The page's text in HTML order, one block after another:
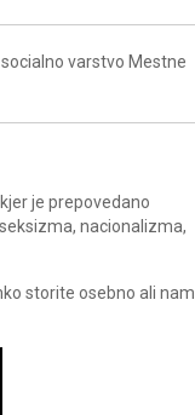
varstvo Mestne
je prepovedano
nacionalizma,
storite osebno ali nam